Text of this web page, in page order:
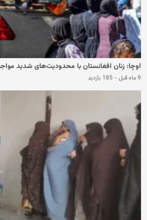
اوچا: زنان افغانستان با محدودیت‌های شدید
9 ماه قبل - 185 بازدید